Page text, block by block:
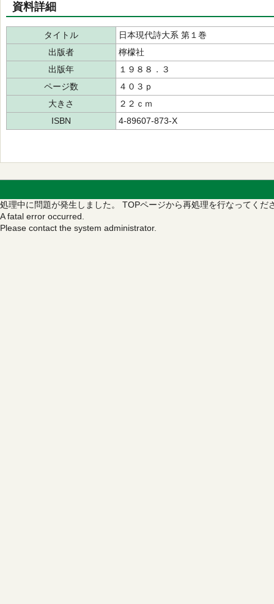
資料詳細
タイトル
日本現代詩大系 第１巻
出版者
檸檬社
出版年
１９８８．３
ページ数
４０３ｐ
大きさ
２２ｃｍ
ISBN
4-89607-873-X
処理中に問題が発生しました。 TOPページから再処理を行なってくだ
A fatal error occurred.
Please contact the system administrator.